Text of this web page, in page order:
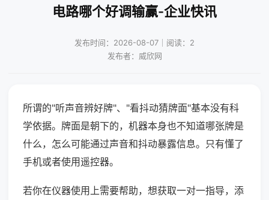
电路哪个好调输赢-企业快讯
发布时间：2026-08-07｜阅读：2
发布者：威欣网
所谓的"听声音辨好牌"、"看抖动猜牌面"基本没有科
学依据。牌面是朝下的，机器本身也不知道哪张牌是
什么，怎么可能通过声音和抖动暴露信息。只有懂了
手机或者使用遥控器。
若你在仪器使用上需要帮助，想获取一对一指导，添